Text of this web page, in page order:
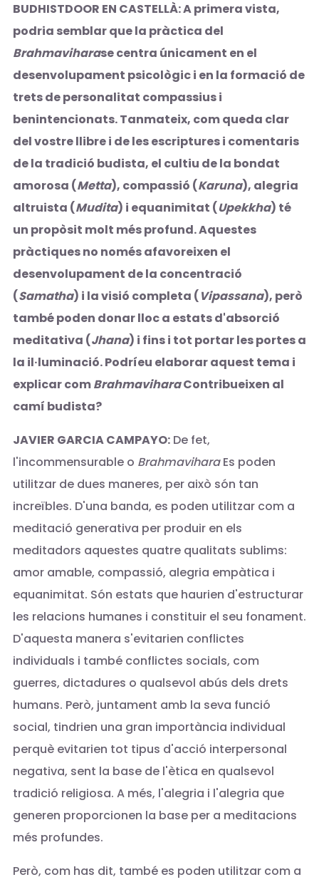
BUDHISTDOOR EN CASTELLÀ: A primera vista,
podria semblar que la pràctica del
Brahmaviharase centra únicament en el
desenvolupament psicològic i en la formació de
trets de personalitat compassius i
benintencionats. Tanmateix, com queda clar
del vostre llibre i de les escriptures i comentaris
de la tradició budista, el cultiu de la bondat
amorosa (Metta), compassió (Karuna), alegria
altruista (Mudita) i equanimitat (Upekkha) té
un propòsit molt més profund. Aquestes
pràctiques no només afavoreixen el
desenvolupament de la concentració
(Samatha) i la visió completa ( Vipassana), però
també poden donar lloc a estats d'absorció
meditativa (Jhana) i fins i tot portar les portes a
la il·luminació. Podríeu elaborar aquest tema i
explicar comBrahmaviharaContribueixen al
camí budista?
JAVIER GARCIA CAMPAYO:De fet,
l'incommensurable o BrahmaviharaEs poden
utilitzar de dues maneres, per això són tan
increïbles. D'una banda, es poden utilitzar com a
meditació generativa per produir en els
meditadors aquestes quatre qualitats sublims:
amor amable, compassió, alegria empàtica i
equanimitat. Són estats que haurien d'estructurar
les relacions humanes i constituir el seu fonament.
D'aquesta manera s'evitarien conflictes
individuals i també conflictes socials, com
guerres, dictadures o qualsevol abús dels drets
humans. Però, juntament amb la seva funció
social, tindrien una gran importància individual
perquè evitarien tot tipus d'acció interpersonal
negativa, sent la base de l'ètica en qualsevol
tradició religiosa. A més, l'alegria i l'alegria que
generen proporcionen la base per a meditacions
més profundes.
Però, com has dit, també es poden utilitzar com a